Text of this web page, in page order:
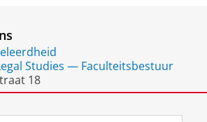
Studies — Faculteitsbestuur
18